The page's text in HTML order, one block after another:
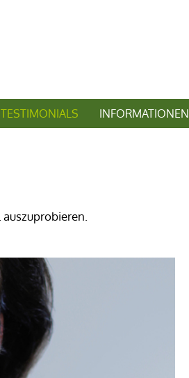
TESTIMONIALS INFORMATIONEN